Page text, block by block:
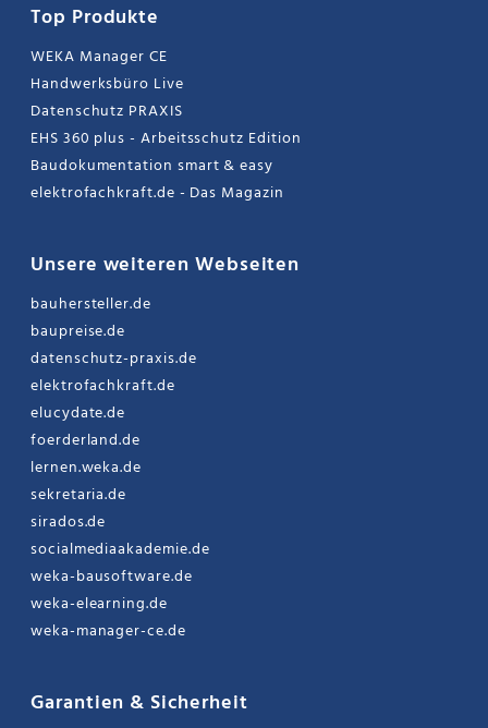
Top Produkte
WEKA Manager CE
Handwerksbüro Live
Datenschutz PRAXIS
EHS 360 plus - Arbeitsschutz Edition
Baudokumentation smart & easy
elektrofachkraft.de - Das Magazin
Unsere weiteren Webseiten
bauhersteller.de
baupreise.de
datenschutz-praxis.de
elektrofachkraft.de
elucydate.de
foerderland.de
lernen.weka.de
sekretaria.de
sirados.de
socialmediaakademie.de
weka-bausoftware.de
weka-elearning.de
weka-manager-ce.de
Garantien & Sicherheit